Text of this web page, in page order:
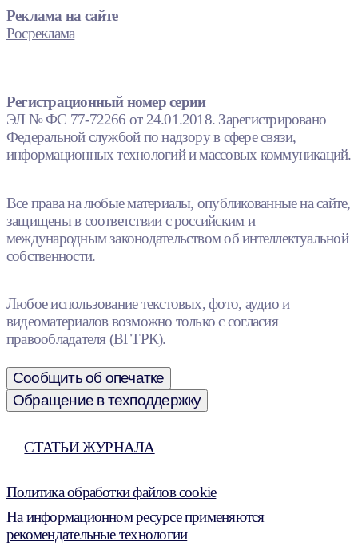
Реклама на сайте
Росреклама
Регистрационный номер серии
ЭЛ № ФС 77-72266 от 24.01.2018. Зарегистрировано
Федеральной службой по надзору в сфере связи,
информационных технологий и массовых коммуникаций.
Все права на любые материалы, опубликованные на сайте,
защищены в соответствии с российским и
международным законодательством об интеллектуальной
собственности.
Любое использование текстовых, фото, аудио и
видеоматериалов возможно только с согласия
правообладателя (ВГТРК).
Сообщить об опечатке
Обращение в техподдержку
СТАТЬИ ЖУРНАЛА
Политика обработки файлов cookie
На информационном ресурсе применяются
рекомендательные технологии